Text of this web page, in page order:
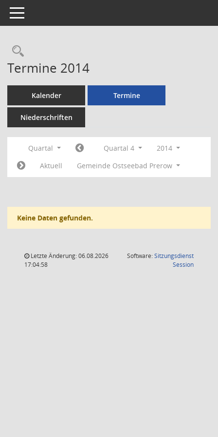
Toggle navigation
Rechercheauswahl
Termine 2014
Kalender Termine
Niederschriften
Quartal Quartal 4
2014
Aktuell
Gemeinde Ostseebad Prerow
Keine Daten gefunden.
Letzte Änderung: 06.08.2026
17:04:58
Software:Sitzungsdienst
Session(Wird in